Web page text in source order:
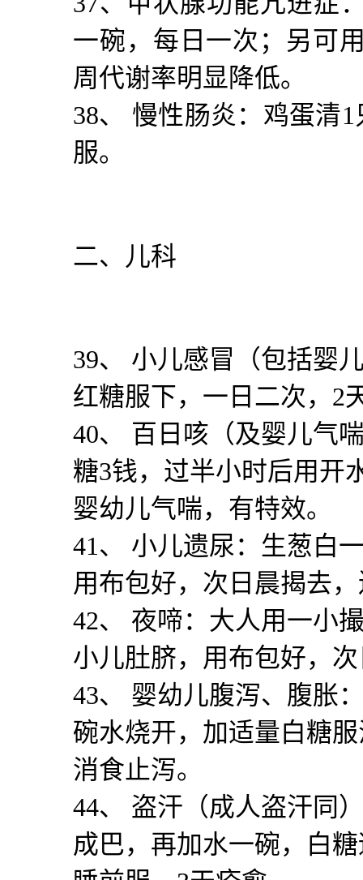
一碗，每日一次；另可
周代谢率明显降低。
38、 慢性肠炎：鸡蛋清1
服。
二、儿科
39、 小儿感冒（包括婴
红糖服下，一日二次， 2
40、 百日咳（及婴儿气
糖3钱，过半小时后用开
婴幼儿气喘，有特效。
41、 小儿遗尿：生葱白
用布包好，次日晨揭去
42、 夜啼：大人用一小
小儿肚脐，用布包好，
43、 婴幼儿腹泻、腹胀
碗水烧开，加适量白糖
消食止泻。
44、 盗汗（成人盗汗同
成巴，再加水一碗，白